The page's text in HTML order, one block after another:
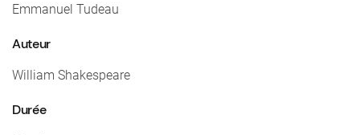
Emmanuel Tudeau
Auteur
William Shakespeare
Durée